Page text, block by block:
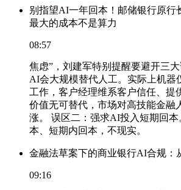
别指望AI一年回本！邮储银行原行
最大的成本不是算力
08:57
焦虑”，刘建军特别提醒要避开三大
AI会大规模替代人工。实际上机器
工作，客户经理维系客户信任、提
价值无可替代，市场对高技能金融
涨。 误区二：强求AI投入短期回本
本、短期内回本，不现实。
金融法草案下的商业银行AI合规：
09:16